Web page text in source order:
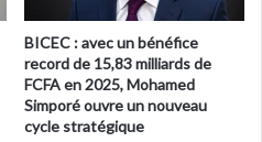
BICEC : avec un bénéfice
record de 15,83 milliards de
FCFA en 2025, Mohamed
Simporé ouvre un nouveau
cycle stratégique